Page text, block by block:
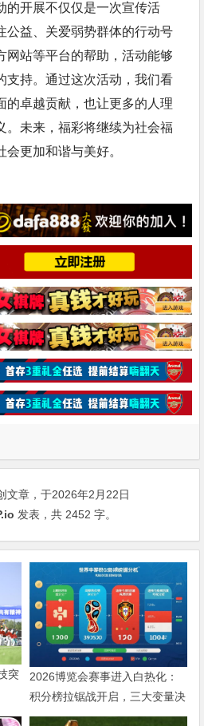
的开展不仅仅是一次宣传活
公益、关爱弱势群体的行动号
网站等平台的帮助，活动能够
支持。通过这次活动，我们看
的卓越贡献，也让更多的人理
。未来，福彩将继续为社会福
更加和谐与美好。
文章，于2026年2月22日
发表，共 2452 字。
突
2026博览会赛事进入白热化：
积分榜拉锯战开启，三大变量决
定出线命运